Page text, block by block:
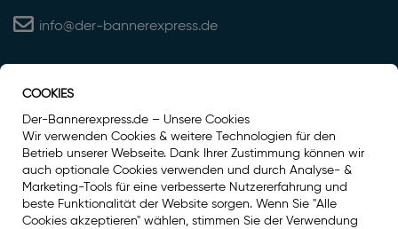
info@der-bannerexpress.de
Auszeichnung
COOKIES
Der-Bannerexpress.de – Unsere Cookies
Wir verwenden Cookies & weitere Technologien für den
Betrieb unserer Webseite. Dank Ihrer Zustimmung können wir
auch optionale Cookies verwenden und durch Analyse- &
Marketing-Tools für eine verbesserte Nutzererfahrung und
beste Funktionalität der Website sorgen. Wenn Sie "Alle
Cookies akzeptieren" wählen, stimmen Sie der Verwendung